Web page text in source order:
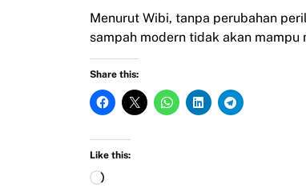
Menurut Wibi, tanpa perubahan
sampah modern tidak akan
Share this:
Like this: